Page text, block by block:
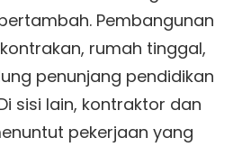
Pembangunan
rumah tinggal,
penunjang pendidikan
sisi lain, kontraktor dan
pekerjaan yang